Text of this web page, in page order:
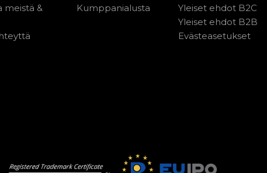
meistä &
Kumppanialusta
Yleiset ehdot B2C
Yleiset ehdot B2B
Evästeasetukset